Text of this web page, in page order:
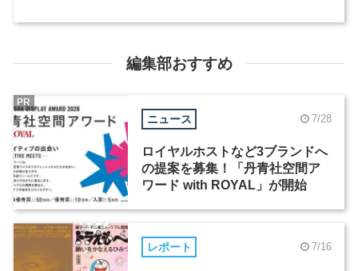
編集部おすすめ
ニュース 7/28
ロイヤルホストなど3ブランドへ
の提案を募集！「丹青社空間ア
ワード with ROYAL」が開始
PR
レポート 7/16